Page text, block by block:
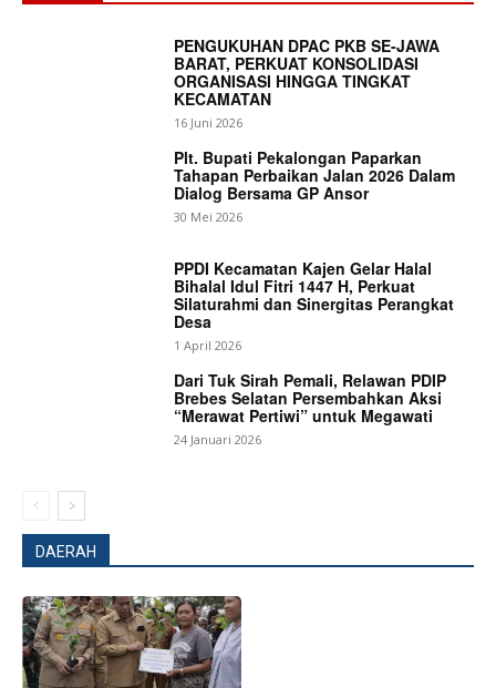
PENGUKUHAN DPAC PKB SE-JAWA
BARAT, PERKUAT KONSOLIDASI
ORGANISASI HINGGA TINGKAT
KECAMATAN
16 Juni 2026
Plt. Bupati Pekalongan Paparkan
Tahapan Perbaikan Jalan 2026 Dalam
Dialog Bersama GP Ansor
30 Mei 2026
PPDI Kecamatan Kajen Gelar Halal
Bihalal Idul Fitri 1447 H, Perkuat
Silaturahmi dan Sinergitas Perangkat
Desa
1 April 2026
Dari Tuk Sirah Pemali, Relawan PDIP
Brebes Selatan Persembahkan Aksi
“Merawat Pertiwi” untuk Megawati
24 Januari 2026
DAERAH